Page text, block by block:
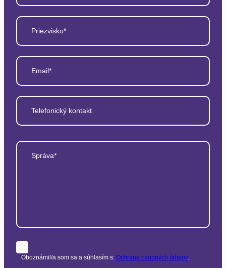
Priezvisko*
Email*
Telefonický kontakt
Správa*
Oboznámil/a som sa a súhlasím s: Ochrana osobných údajov.